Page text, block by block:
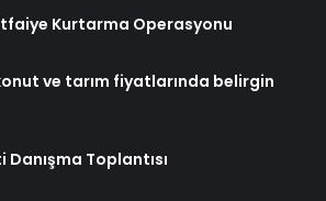
Kurtarma Operasyonu
ve tarım fiyatlarında belirgin
Danışma Toplantısı